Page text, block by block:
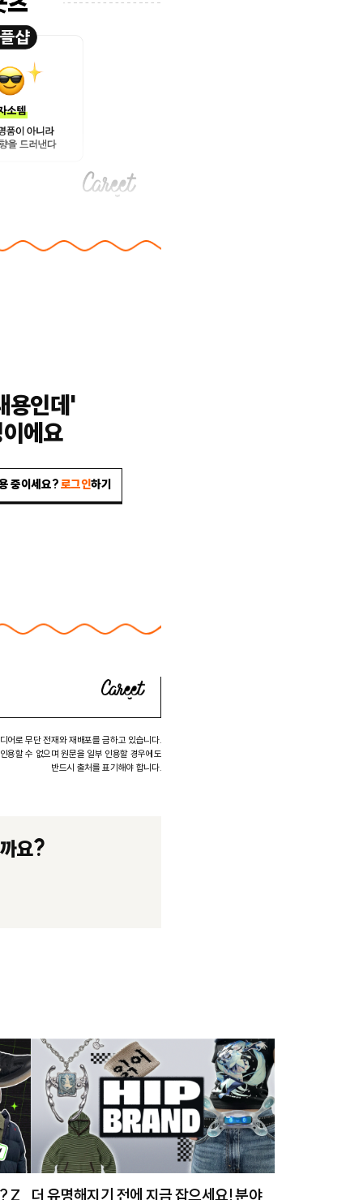
용인데'
에요
중이세요?로그인하기
어로 무단 전재와 재배포를 금하고 있습니다.
용할 수 없으며 원문을 일부 인용할 경우에도
반드시 출처를 표기해야 합니다.
요?
Z 더 유명해지기 전에 지금 잡으세요! 분야